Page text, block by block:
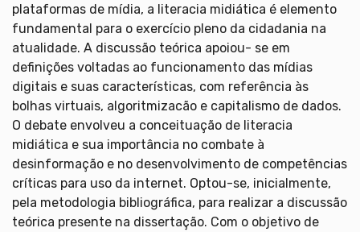
plataformas de mídia, a literacia midiática é elemento
fundamental para o exercício pleno da cidadania na
atualidade. A discussão teórica apoiou- se em
definições voltadas ao funcionamento das mídias
digitais e suas características, com referência às
bolhas virtuais, algoritmizacão e capitalismo de dados.
O debate envolveu a conceituação de literacia
midiática e sua importância no combate à
desinformação e no desenvolvimento de competências
críticas para uso da internet. Optou-se, inicialmente,
pela metodologia bibliográfica, para realizar a discussão
teórica presente na dissertação. Com o objetivo de